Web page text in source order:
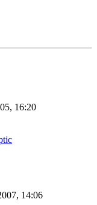
16:20
14:06